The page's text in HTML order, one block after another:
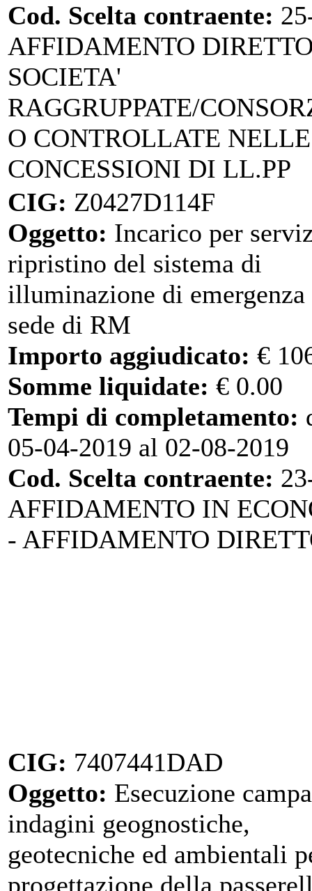
Cod. Scelta contraente:
AFFIDAMENTO
SOCIETA'
RAGGRUPPATE/
O CONTROLLATE NELLE
CONCESSIONI DI LL.PP
CIG: Z0427D114F
Oggetto: Incarico per
ripristino del sistema di
illuminazione di
sede di RM
Importo aggiudicato: €
Somme liquidate: € 0.00
Tempi di completamento:
05-04-2019 al 02-08-2019
Cod. Scelta contraente:
AFFIDAMENTO IN
- AFFIDAMENTO
CIG: 7407441DAD
Oggetto: Esecuzione
indagini geognostiche,
geotecniche ed ambientali
progettazione della